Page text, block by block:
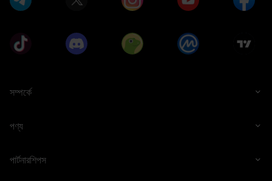
সম্পর্কে
পণ্য
পার্টনারশিপস